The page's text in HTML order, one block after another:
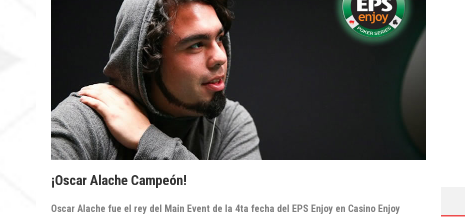
¡Oscar Alache Campeón!
Oscar Alache fue el rey del Main Event de la 4ta fecha del EPS Enjoy en Casino Enjoy